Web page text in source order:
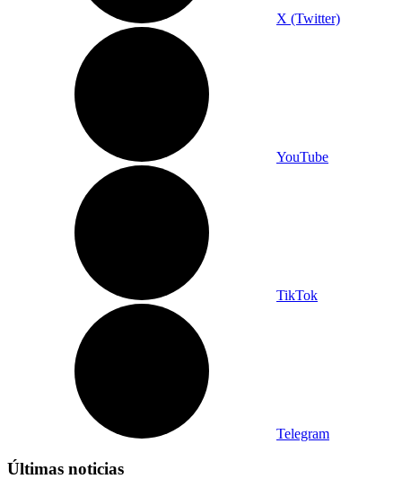
X (Twitter)
YouTube
TikTok
Telegram
Últimas noticias